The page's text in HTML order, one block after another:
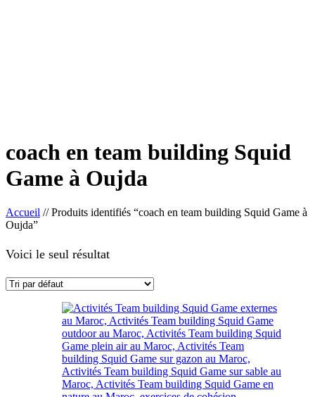
coach en team building Squid
Game à Oujda
Accueil //Produits identifiés “coach en team building Squid Game à
Oujda”
Voici le seul résultat